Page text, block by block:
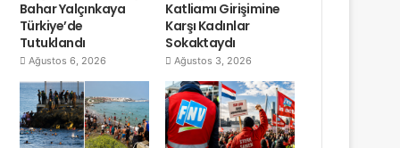
Bahar Yalçınkaya
Türkiye’de
Tutuklandı
Ağustos 6, 2026
Katliamı Girişimine
Karşı Kadınlar
Sokaktaydı
Ağustos 3, 2026